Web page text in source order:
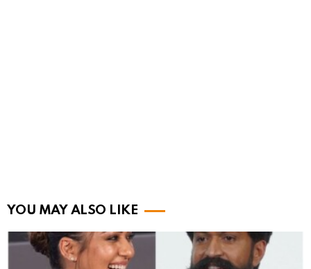
YOU MAY ALSO LIKE